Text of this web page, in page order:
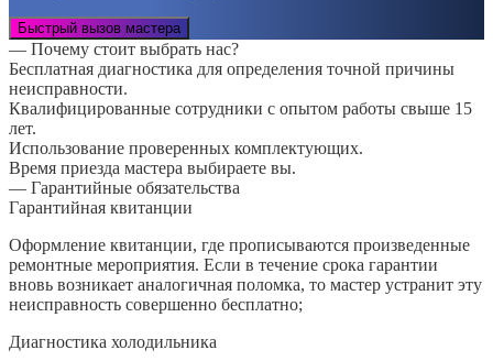
Быстрый вызов мастера
— Почему стоит выбрать нас?
Бесплатная диагностика для определения точной причины
неисправности.
Квалифицированные сотрудники с опытом работы свыше 15
лет.
Использование проверенных комплектующих.
Время приезда мастера выбираете вы.
— Гарантийные обязательства
Гарантийная квитанции
Оформление квитанции, где прописываются произведенные
ремонтные мероприятия. Если в течение срока гарантии
вновь возникает аналогичная поломка, то мастер устранит эту
неисправность совершенно бесплатно;
Диагностика холодильника